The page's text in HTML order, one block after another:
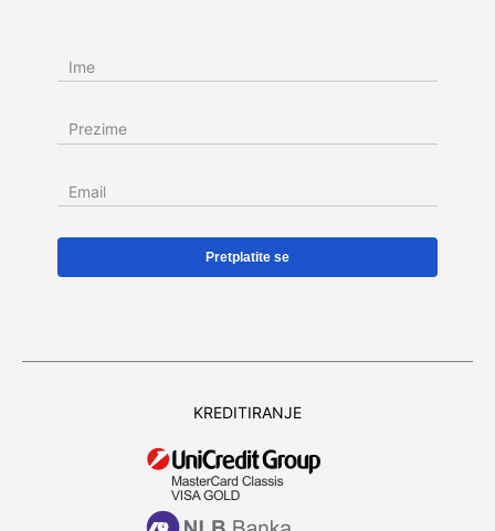
Ime
Prezime
Email
KREDITIRANJE